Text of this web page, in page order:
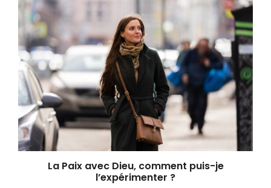
La Paix avec Dieu, comment puis-je
l’expérimenter ?